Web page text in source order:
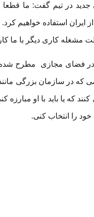
جدید در تیم گفت: ما
ایران استفاده خواهیم
مشغله کاری دیگر با ما
فضای مجازی مطرح
که یا باید با او
را انتخاب کنی.